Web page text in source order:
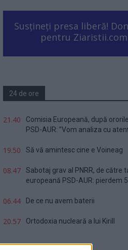
Susțineți presa liberă!
pentru
24 de ore
21.40
Comisia Europeană, după
PSD-AUR: ”Vom analiza cu
19.50 Să vă amintesc cine e Voineag
08.47
Sabotaj grav al PNRR, de către
europeană PSD-AUR: pierdem 5...
06.44 De ce nu avem baterii
20.57 Ortodoxia nucleară a lui Kirill